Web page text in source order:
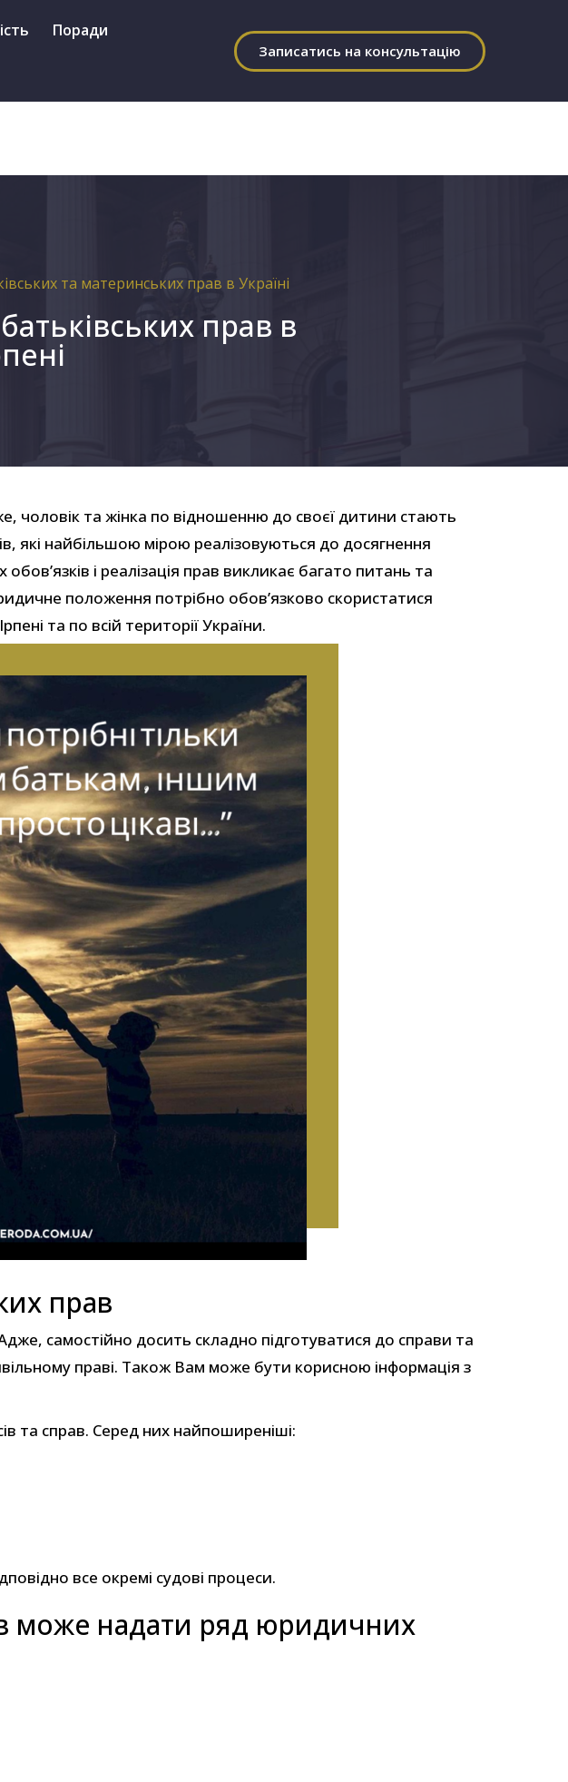
WhatsApp)Поради
Записатись на консультацію
та материнських прав в Україні
прав в
чоловік та жінка по відношенню до своєї дитини стають
які найбільшою мірою реалізовуються до досягнення
і реалізація прав викликає багато питань та
положення потрібно обов’язково скористатися
та по всій території України.
прав
самостійно досить складно підготуватися до справи та
праві. Також Вам може бути корисною інформація з
та справ. Серед них найпоширеніші:
все окремі судові процеси.
може надати ряд юридичних